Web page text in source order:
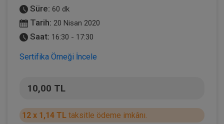
Süre: 60 dk
Tarih: 20 Nisan 2020
Saat: 16:30 - 17:30
Sertifika Örneği İncele
10,00 TL
12 x 1,14 TL taksitle ödeme imkânı.